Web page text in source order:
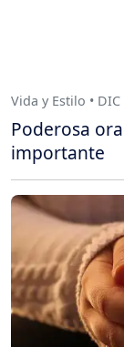
Vida y Estilo •
Poderosa
importante